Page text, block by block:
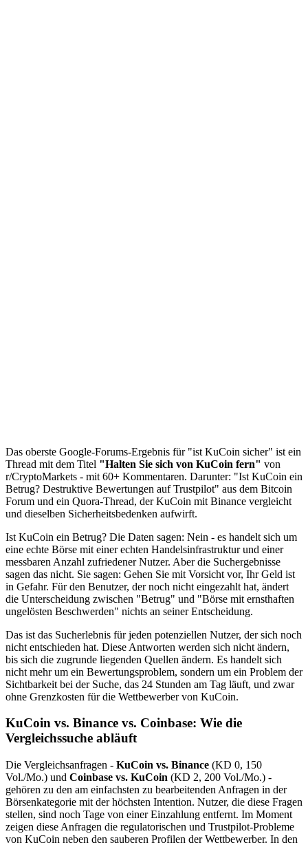
Das oberste Google-Forums-Ergebnis für "ist KuCoin sicher" ist ein
Thread mit dem Titel "Halten Sie sich von KuCoin fern" von
r/CryptoMarkets - mit 60+ Kommentaren. Darunter: "Ist KuCoin ein
Betrug? Destruktive Bewertungen auf Trustpilot" aus dem Bitcoin
Forum und ein Quora-Thread, der KuCoin mit Binance vergleicht
und dieselben Sicherheitsbedenken aufwirft.
Ist KuCoin ein Betrug? Die Daten sagen: Nein - es handelt sich um
eine echte Börse mit einer echten Handelsinfrastruktur und einer
messbaren Anzahl zufriedener Nutzer. Aber die Suchergebnisse
sagen das nicht. Sie sagen: Gehen Sie mit Vorsicht vor, Ihr Geld ist
in Gefahr. Für den Benutzer, der noch nicht eingezahlt hat, ändert
die Unterscheidung zwischen "Betrug" und "Börse mit ernsthaften
ungelösten Beschwerden" nichts an seiner Entscheidung.
Das ist das Sucherlebnis für jeden potenziellen Nutzer, der sich noch
nicht entschieden hat. Diese Antworten werden sich nicht ändern,
bis sich die zugrunde liegenden Quellen ändern. Es handelt sich
nicht mehr um ein Bewertungsproblem, sondern um ein Problem der
Sichtbarkeit bei der Suche, das 24 Stunden am Tag läuft, und zwar
ohne Grenzkosten für die Wettbewerber von KuCoin.
KuCoin vs. Binance vs. Coinbase: Wie die
Vergleichssuche abläuft
Die Vergleichsanfragen - KuCoin vs. Binance (KD 0, 150
Vol./Mo.) und Coinbase vs. KuCoin (KD 2, 200 Vol./Mo.) -
gehören zu den am einfachsten zu bearbeitenden Anfragen in der
Börsenkategorie mit der höchsten Intention. Nutzer, die diese Fragen
stellen, sind noch Tage von einer Einzahlung entfernt. Im Moment
zeigen diese Anfragen die regulatorischen und Trustpilot-Probleme
von KuCoin neben den sauberen Profilen der Wettbewerber. In den